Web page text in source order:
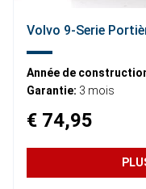
Volvo 9-Serie
Année de
Garantie: 3 mois
€ 74,95